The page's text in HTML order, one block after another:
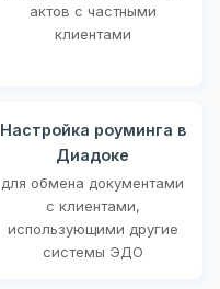
актов с частными
клиентами
Настройка роуминга в
Диадоке
для обмена документами
с клиентами,
использующими другие
системы ЭДО